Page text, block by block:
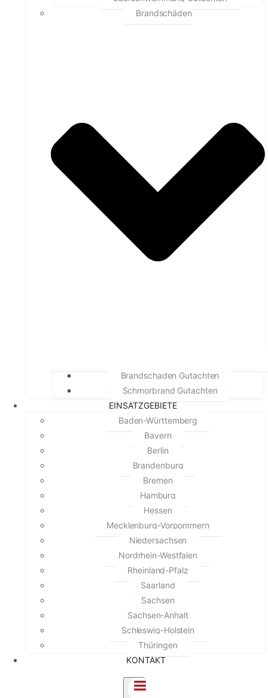
Brandschäden
Brandschaden Gutachten
Schmorbrand Gutachten
EINSATZGEBIETE
Baden-Württemberg
Bayern
Berlin
Brandenburg
Bremen
Hamburg
Hessen
Mecklenburg-Vorpommern
Niedersachsen
Nordrhein-Westfalen
Rheinland-Pfalz
Saarland
Sachsen
Sachsen-Anhalt
Schleswig-Holstein
Thüringen
KONTAKT